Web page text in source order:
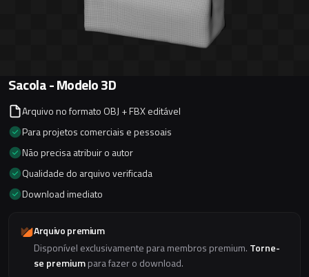
Sacola - Modelo 3D
Arquivo no formato OBJ + FBX editável
Para projetos comerciais e pessoais
Não precisa atribuir o autor
Qualidade do arquivo verificada
Download imediato
Arquivo premium
Disponível exclusivamente para membros premium. Torne-
se premiumpara fazer o download.